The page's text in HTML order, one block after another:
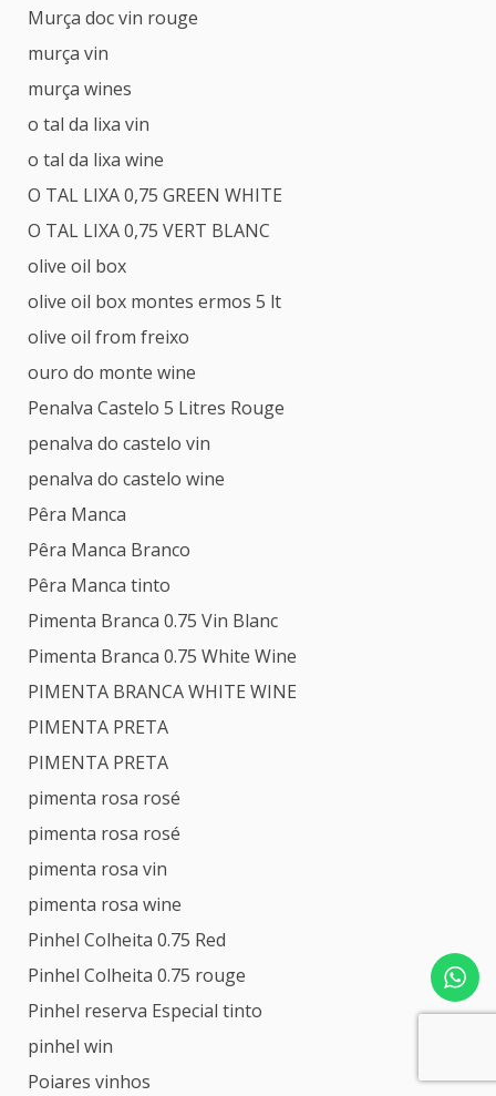
Murça doc vin rouge
murça vin
murça wines
o tal da lixa vin
o tal da lixa wine
O TAL LIXA 0,75 GREEN WHITE
O TAL LIXA 0,75 VERT BLANC
olive oil box
olive oil box montes ermos 5 lt
olive oil from freixo
ouro do monte wine
Penalva Castelo 5 Litres Rouge
penalva do castelo vin
penalva do castelo wine
Pêra Manca
Pêra Manca Branco
Pêra Manca tinto
Pimenta Branca 0.75 Vin Blanc
Pimenta Branca 0.75 White Wine
PIMENTA BRANCA WHITE WINE
PIMENTA PRETA
PIMENTA PRETA
pimenta rosa rosé
pimenta rosa rosé
pimenta rosa vin
pimenta rosa wine
Pinhel Colheita 0.75 Red
Pinhel Colheita 0.75 rouge
Pinhel reserva Especial tinto
pinhel win
Poiares vinhos